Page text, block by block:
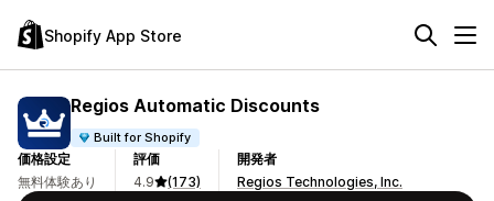
Shopify App Store
Regios Automatic Discounts
Built for Shopify
価格設定
無料体験あり
評価
4.9
(173)
開発者
Regios Technologies, Inc.